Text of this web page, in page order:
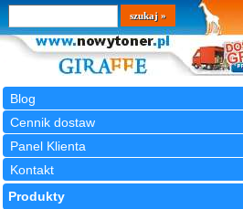
Blog
Cennik dostaw
Panel Klienta
Kontakt
Wyszukiwarka
szukaj
Produkty